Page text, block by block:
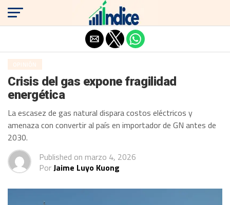
OPINIÓN
Crisis del gas expone fragilidad
energética
La escasez de gas natural dispara costos eléctricos y
amenaza con convertir al país en importador de GN antes de
2030.
Published on marzo 4, 2026
PorJaime Luyo Kuong
Salir de la versión móvil